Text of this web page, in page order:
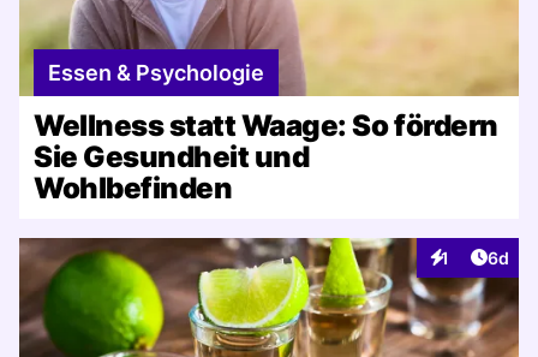
Essen & Psychologie
Wellness statt Waage: So fördern
Sie Gesundheit und
Wohlbefinden
1
Interaktionen
6d